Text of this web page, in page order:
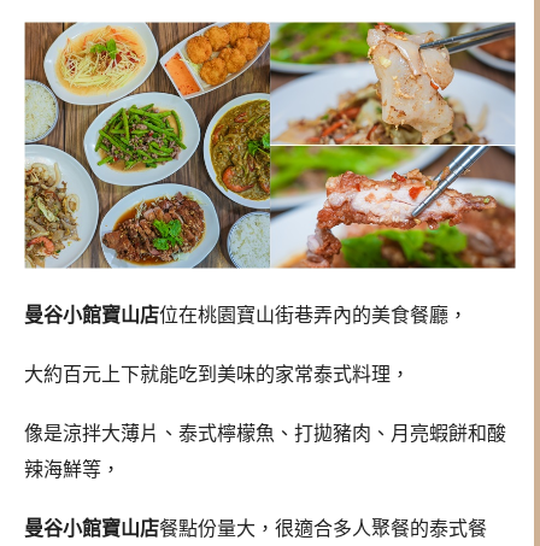
曼谷小館寶山店位在桃園寶山街巷弄內的美食餐廳，
大約百元上下就能吃到美味的家常泰式料理，
像是涼拌大薄片、泰式檸檬魚、打拋豬肉、月亮蝦餅和酸
辣海鮮等，
曼谷小館寶山店餐點份量大，很適合多人聚餐的泰式餐